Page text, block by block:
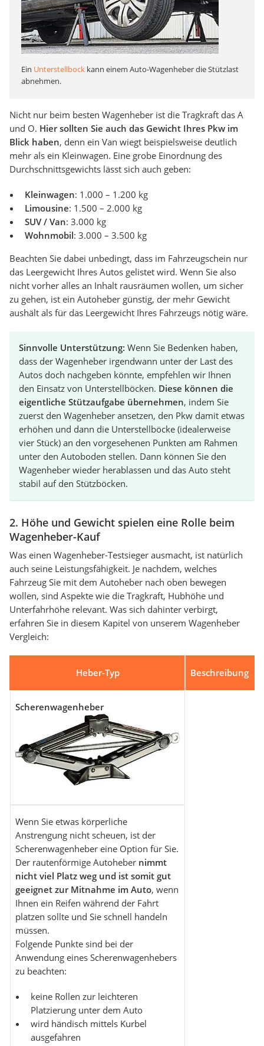
Ein Unterstellbock kann einem Auto-Wagenheber die Stützlast
abnehmen.
Nicht nur beim besten Wagenheber ist die Tragkraft das A
und O. Hier sollten Sie auch das Gewicht Ihres Pkw im
Blick haben, denn ein Van wiegt beispielsweise deutlich
mehr als ein Kleinwagen. Eine grobe Einordnung des
Durchschnittsgewichts lässt sich auch geben:
Kleinwagen: 1.000 – 1.200 kg
Limousine: 1.500 – 2.000 kg
SUV / Van: 3.000 kg
Wohnmobil: 3.000 – 3.500 kg
Beachten Sie dabei unbedingt, dass im Fahrzeugschein nur
das Leergewicht Ihres Autos gelistet wird. Wenn Sie also
nicht vorher alles an Inhalt rausräumen wollen, um sicher
zu gehen, ist ein Autoheber günstig, der mehr Gewicht
aushält als für das Leergewicht Ihres Fahrzeugs nötig wäre.
Sinnvolle Unterstützung: Wenn Sie Bedenken haben,
dass der Wagenheber irgendwann unter der Last des
Autos doch nachgeben könnte, empfehlen wir Ihnen
den Einsatz von Unterstellböcken. Diese können die
eigentliche Stützaufgabe übernehmen, indem Sie
zuerst den Wagenheber ansetzen, den Pkw damit etwas
erhöhen und dann die Unterstellböcke (idealerweise
vier Stück) an den vorgesehenen Punkten am Rahmen
unter den Autoboden stellen. Dann können Sie den
Wagenheber wieder herablassen und das Auto steht
stabil auf den Stützböcken.
2. Höhe und Gewicht spielen eine Rolle beim
Wagenheber-Kauf
Was einen Wagenheber-Testsieger ausmacht, ist natürlich
auch seine Leistungsfähigkeit. Je nachdem, welches
Fahrzeug Sie mit dem Autoheber nach oben bewegen
wollen, sind Aspekte wie die Tragkraft, Hubhöhe und
Unterfahrhöhe relevant. Was sich dahinter verbirgt,
erfahren Sie in diesem Kapitel von unserem Wagenheber
Vergleich:
Heber-Typ Beschreibung
Scherenwagenheber
Wenn Sie etwas körperliche
Anstrengung nicht scheuen, ist der
Scherenwagenheber eine Option für Sie.
Der rautenförmige Autoheber nimmt
nicht viel Platz weg und ist somit gut
geeignet zur Mitnahme im Auto, wenn
Ihnen ein Reifen während der Fahrt
platzen sollte und Sie schnell handeln
müssen.
Folgende Punkte sind bei der
Anwendung eines Scherenwagenhebers
zu beachten:
keine Rollen zur leichteren
Platzierung unter dem Auto
wird händisch mittels Kurbel
ausgefahren